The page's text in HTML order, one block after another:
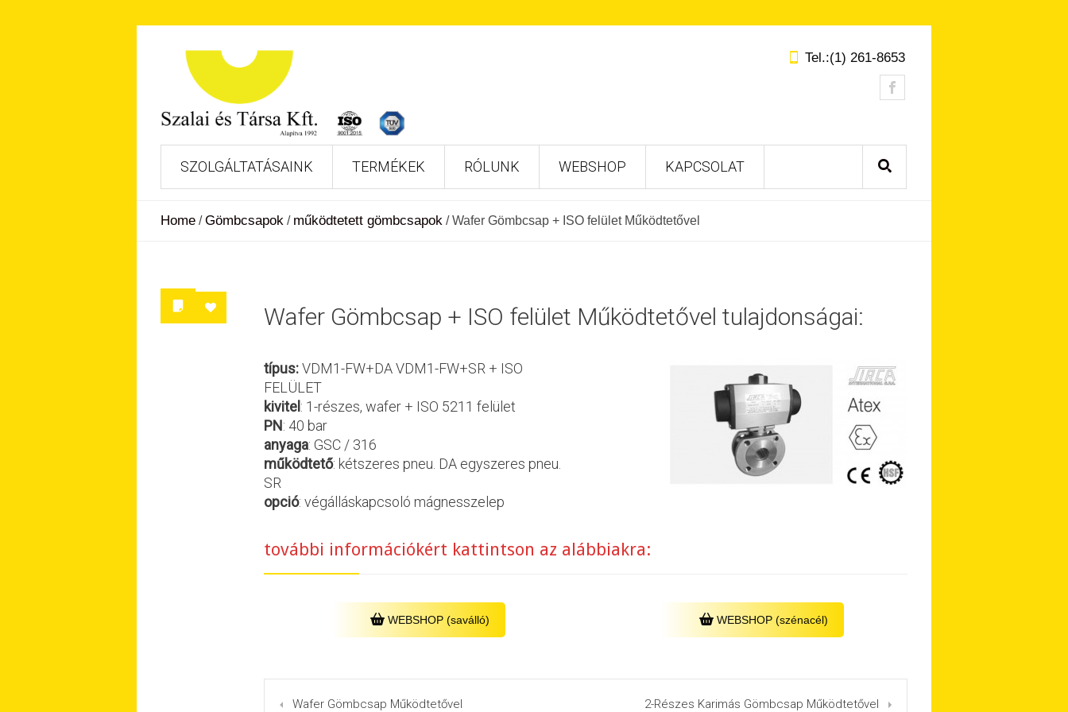
Tel.:(1) 261-8653
SZOLGÁLTATÁSAINK TERMÉKEK RÓLUNK WEBSHOP KAPCSOLAT
Home /Gömbcsapok / működtetett gömbcsapok /Wafer Gömbcsap + ISO felület Működtetővel
Wafer Gömbcsap + ISO felület Működtetővel tulajdonságai:
típus:VDM1-FW+DA VDM1-FW+SR + ISO
FELÜLET
kivitel : 1-részes, wafer + ISO 5211 felület
PN: 40 bar
anyaga: GSC / 316
működtető: kétszeres pneu. DA egyszeres pneu.
SR
opció: végálláskapcsoló mágnesszelep
további információkért kattintson az alábbiakra:
WEBSHOP (saválló) WEBSHOP (szénacél)
Wafer Gömbcsap Működtetővel 2-Részes Karimás Gömbcsap Működtetővel